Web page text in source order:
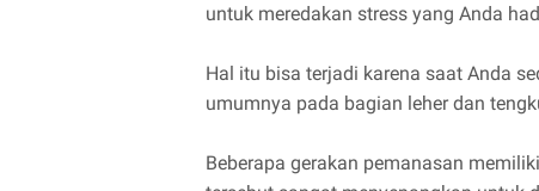
untuk meredakan stress yang Anda
Hal itu bisa terjadi karena saat Anda
umumnya pada bagian leher dan
Beberapa gerakan pemanasan